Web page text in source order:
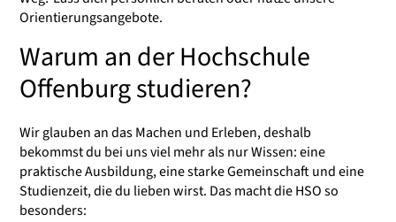
Orientierungsangebote.
Warum an der Hochschule
Offenburg studieren?
Wir glauben an das Machen und Erleben, deshalb
bekommst du bei uns viel mehr als nur Wissen: eine
praktische Ausbildung, eine starke Gemeinschaft und eine
Studienzeit, die du lieben wirst. Das macht die HSO so
besonders: